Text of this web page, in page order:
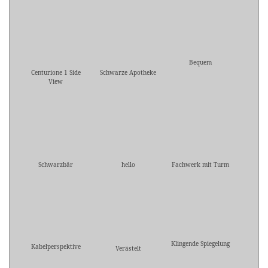
Centurione 1 Side
View
Schwarze Apotheke
Bequem
Schwarzbär hello Fachwerk mit Turm
Kabelperspektive Verästelt
Klingende Spiegelung